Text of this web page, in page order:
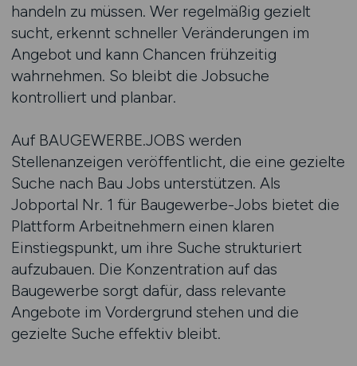
handeln zu müssen. Wer regelmäßig gezielt
sucht, erkennt schneller Veränderungen im
Angebot und kann Chancen frühzeitig
wahrnehmen. So bleibt die Jobsuche
kontrolliert und planbar.
Auf BAUGEWERBE.JOBS werden
Stellenanzeigen veröffentlicht, die eine gezielte
Suche nach Bau Jobs unterstützen. Als
Jobportal Nr. 1 für Baugewerbe-Jobs bietet die
Plattform Arbeitnehmern einen klaren
Einstiegspunkt, um ihre Suche strukturiert
aufzubauen. Die Konzentration auf das
Baugewerbe sorgt dafür, dass relevante
Angebote im Vordergrund stehen und die
gezielte Suche effektiv bleibt.